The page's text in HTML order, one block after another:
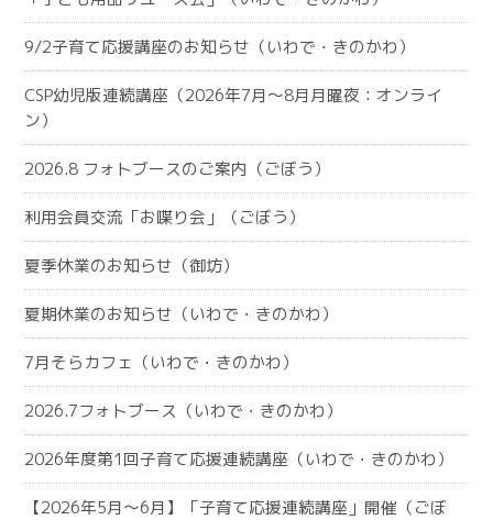
9/2子育て応援講座のお知らせ（いわで・きのかわ）
CSP幼児版連続講座（2026年7月～8月月曜夜：オンライ
ン）
2026.8 フォトブースのご案内（ごぼう）
利用会員交流「お喋り会」（ごぼう）
夏季休業のお知らせ（御坊）
夏期休業のお知らせ（いわで・きのかわ）
7月そらカフェ（いわで・きのかわ）
2026.7フォトブース（いわで・きのかわ）
2026年度第1回子育て応援連続講座（いわで・きのかわ）
【2026年5月～6月】「子育て応援連続講座」開催（ごぼ